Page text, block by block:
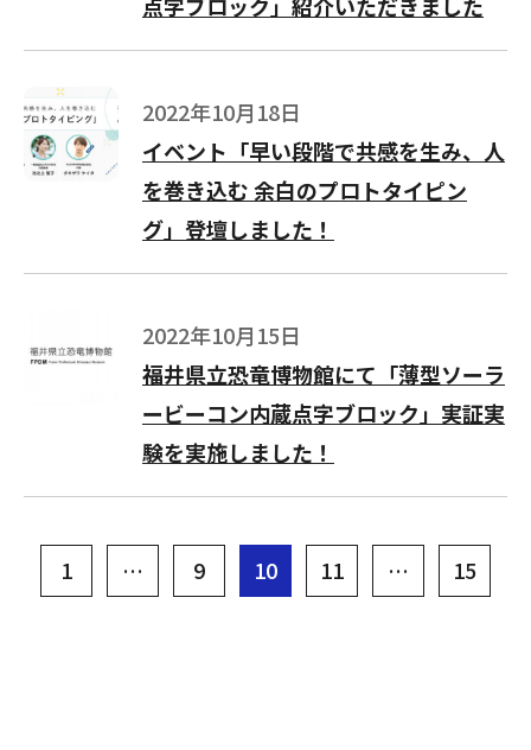
2022年10月18日
イベント「早い段階で共感を生み、人
を巻き込む 余白のプロトタイピン
グ」登壇しました！
2022年10月15日
福井県立恐竜博物館にて「薄型ソーラ
ービーコン内蔵点字ブロック」実証実
験を実施しました！
投
稿
1 … 9 10 11 … 15